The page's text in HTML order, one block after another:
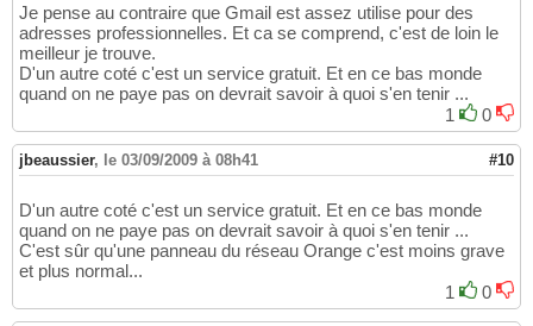
Je pense au contraire que Gmail est assez utilise pour des
adresses professionnelles. Et ca se comprend, c'est de loin le
meilleur je trouve.
D'un autre coté c'est un service gratuit. Et en ce bas monde
quand on ne paye pas on devrait savoir à quoi s'en tenir ...
1
0
jbeaussier, le 03/09/2009 à 08h41 #10
D'un autre coté c'est un service gratuit. Et en ce bas monde
quand on ne paye pas on devrait savoir à quoi s'en tenir ...
C'est sûr qu'une panneau du réseau Orange c'est moins grave
et plus normal...
1
0